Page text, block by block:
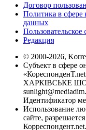
Договор
Политика в сфере
данных
Пользовательское
Редакция
© 2000-2026,
Субъект в сфере
ХАРКІВСЬКЕ
Идентификатор
Использование
сайте,
Корреспондент.net.